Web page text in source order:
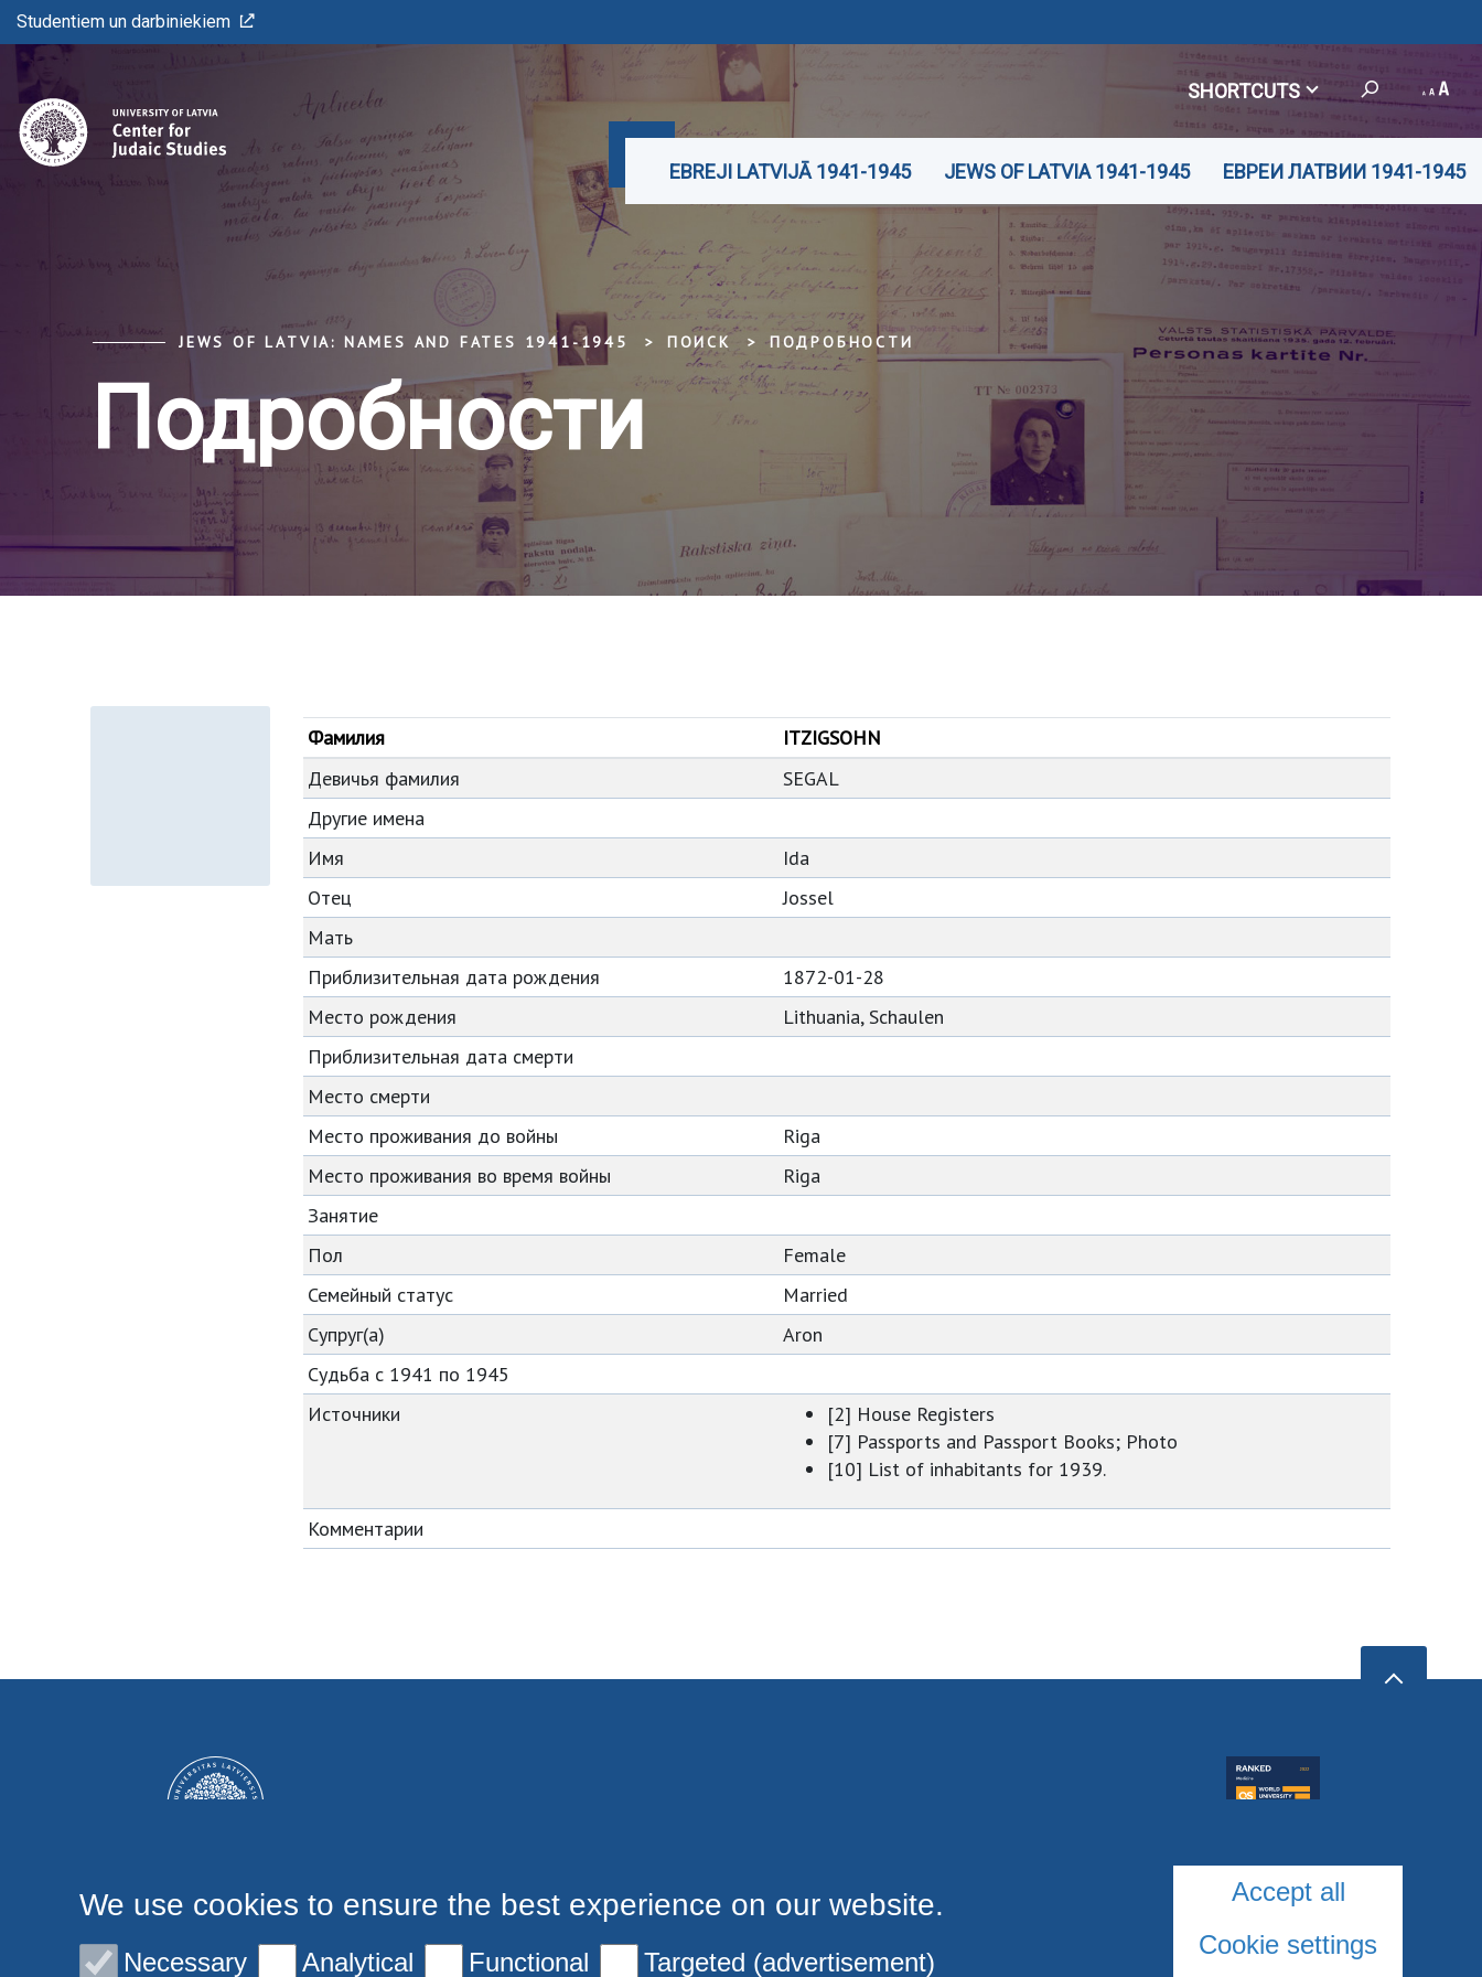
Studentiem un darbiniekiem
SHORTCUTS
EBREJI LATVIJĀ 1941-1945 JEWS OF LATVIA 1941-1945 ЕВРЕИ ЛАТВИИ 1941-1945
JEWS OF LATVIA: NAMES AND FATES 1941-1945 ПОИСК ПОДРОБНОСТИ
Подробности
Фамилия
ITZIGSOHN
Девичья фамилия
SEGAL
Другие имена
Имя
Ida
Отец
Jossel
Мать
Приблизительная дата рождения
1872-01-28
Место рождения
Lithuania, Schaulen
Приблизительная дата смерти
Место смерти
Место проживания до войны
Riga
Место проживания во время войны
Riga
Занятие
Пол
Female
Семейный статус
Married
Супруг(а)
Aron
Судьба с 1941 по 1945
Источники
[2] House Registers
[7] Passports and Passport Books; Photo
[10] List of inhabitants for 1939.
Комментарии
We use cookies to ensure the best experience on our website.
Necessary Analytical Functional
Targeted (advertisement)
Accept all
Cookie settings